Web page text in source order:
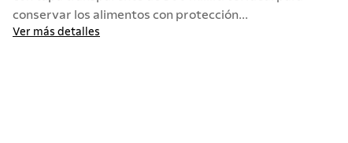
conservar los alimentos con protección...
Ver más detalles